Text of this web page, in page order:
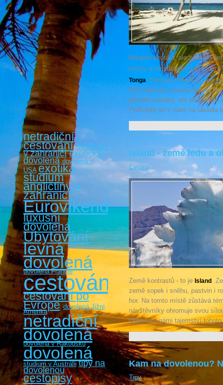
netradiční
cestování studium
v zahraničí exotická
dovolená dovolená v
USA exotika
studium
angličtiny v
zahraničí
Eurovíkendy
luxusní
dovolená
Ubytování
levná
dovolená
dovolená Francie
cestování
cestovaní po
Evropě dovolená Jižní
Amerika
netradiční
dovolená
dovolená v Rakousku
dovolená
studium v Austrálii tipy na
dovolenou
cestopisy
Milujete exotiku, ale zároveň
turisty a turistickými
Tonga. Ostrovy Přátelství, jak
totiž nabízejí romantické
přírodní poklady, ale
Podívejte se s námi na lákadla
Island - země ledu a
Evropa
Země kontrastů - to je Island.
země sopek i sněhu, pastvin i
hor. Na tomto místě zůstává
návštěvníky ohromuje svou
Objevte s námi tajemství
Kam na dovolenou?
Tipy